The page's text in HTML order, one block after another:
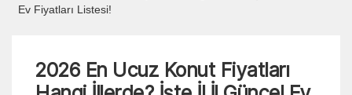
Ev Fiyatları Listesi!
2026 En Ucuz Konut Fiyatları